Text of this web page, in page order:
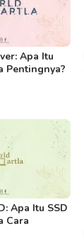
Apa Itu
Pentingnya?
Apa Itu SSD
Cara